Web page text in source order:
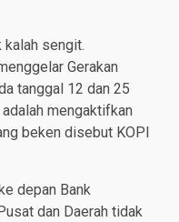
sengit.
Gerakan
tanggal 12 dan 25
mengaktifkan
beken disebut KOPI
depan Bank
dan Daerah tidak